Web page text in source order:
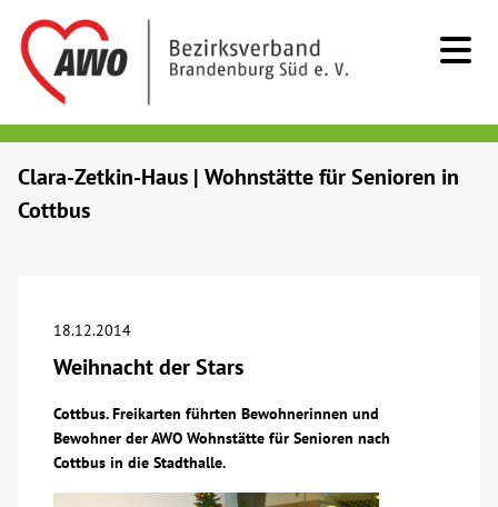
Senioren
Begegnung
Bildung
Clara-Zetkin-Haus | Wohnstätte für Senioren in
Cottbus
18.12.2014
Weihnacht der Stars
Cottbus. Freikarten führten Bewohnerinnen und
Bewohner der AWO Wohnstätte für Senioren nach
Cottbus in die Stadthalle.